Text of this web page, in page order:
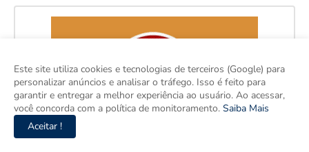
Este site utiliza cookies e tecnologias de terceiros (Google) para
personalizar anúncios e analisar o tráfego. Isso é feito para
garantir e entregar a melhor experiência ao usuário. Ao acessar,
você concorda com a política de monitoramento. Saiba Mais
Aceitar !